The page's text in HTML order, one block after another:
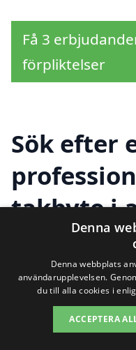
Få 3
förpliktelser
Sök efter
takbyte i
nära
Att byta tak är
ditt hem, och att
Denna
Denna webbplats
användarupplevelsen.
du till alla cookies i
ACCEPTERA